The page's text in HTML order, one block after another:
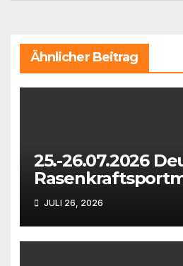
Ähnlicher Beitrag
25.-26.07.2026
ten der Masters in
Waiblingen
JULI 26, 2026